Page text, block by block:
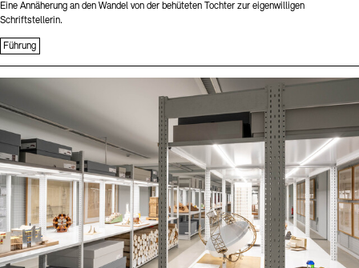
Eine Annäherung an den Wandel von der behüteten Tochter zur eigenwilligen
Schriftstellerin.
Führung